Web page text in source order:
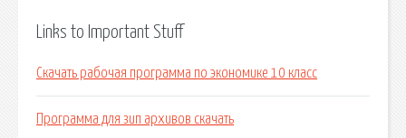
Links to Important Stuff
Скачать рабочая программа по экономике 10 класс
Программа для зип архивов скачать